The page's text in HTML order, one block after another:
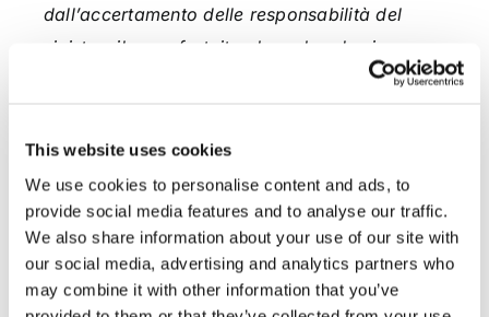
This website uses cookies
We use cookies to personalise content and ads, to
provide social media features and to analyse our traffic.
We also share information about your use of our site with
our social media, advertising and analytics partners who
may combine it with other information that you’ve
dall’accertamento delle responsabilità del
sinistro, il caso fortuito che vale ad esimere
l’assicuratore del vettore dal risarcimento in
condotta colposa del conducente dell’altro
veicolo coinvolto e deve intendersi circoscritto
alle cause naturali e ai danni causati da
condotte umane indipendenti dalla
circolazione di altri veicoli”.